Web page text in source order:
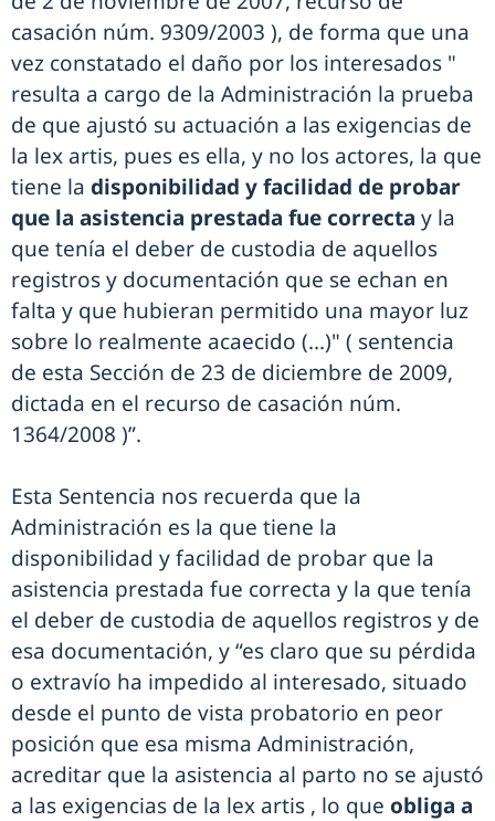
casación núm. 9309/2003 ), de forma que una
vez constatado el daño por los interesados "
resulta a cargo de la Administración la prueba
de que ajustó su actuación a las exigencias de
la lex artis, pues es ella, y no los actores, la que
tiene la disponibilidad y facilidad de probar
que la asistencia prestada fue correcta y la
que tenía el deber de custodia de aquellos
registros y documentación que se echan en
falta y que hubieran permitido una mayor luz
sobre lo realmente acaecido (...)" ( sentencia
de esta Sección de 23 de diciembre de 2009,
dictada en el recurso de casación núm.
1364/2008 )”.
Esta Sentencia nos recuerda que la
Administración es la que tiene la
disponibilidad y facilidad de probar que la
asistencia prestada fue correcta y la que tenía
el deber de custodia de aquellos registros y de
esa documentación, y “es claro que su pérdida
o extravío ha impedido al interesado, situado
desde el punto de vista probatorio en peor
posición que esa misma Administración,
acreditar que la asistencia al parto no se ajustó
a las exigencias de la lex artis , lo que obliga a